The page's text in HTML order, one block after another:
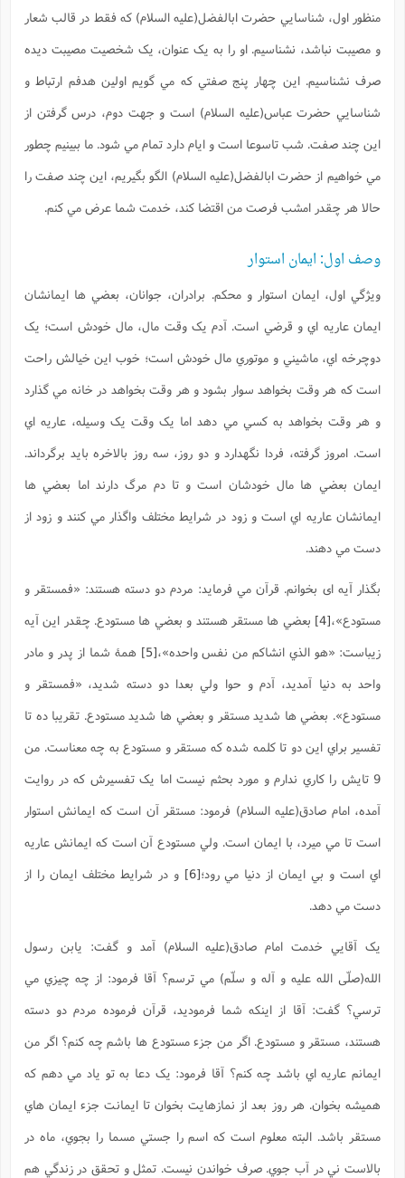
منظور اول، شناسايي حضرت ابالفضل(علیه السلام) که فقط در قالب شعار
و مصيبت نباشد، نشناسيم. او را به يک عنوان، يک شخصيت مصيبت ديده
صرف نشناسیم. اين چهار پنج صفتي که مي گويم اولين هدفم ارتباط و
شناسايي حضرت عباس(علیه السلام) است و جهت دوم، درس گرفتن از
اين چند صفت. شب تاسوعا است و ايام دارد تمام مي شود. ما ببينيم چطور
مي خواهيم از حضرت ابالفضل(علیه السلام) الگو بگيريم، اين چند صفت را
حالا هر چقدر امشب فرصت من اقتضا کند، خدمت شما عرض مي کنم.
وصف اول: ایمان استوار
ويژگي اول، ايمان استوار و محکم. برادران، جوانان، بعضي ها ايمانشان
ايمان عاريه اي و قرضي است. آدم يک وقت مال، مال خودش است؛ يک
دوچرخه اي، ماشيني و موتوري مال خودش است؛ خوب اين خيالش راحت
است که هر وقت بخواهد سوار بشود و هر وقت بخواهد در خانه مي گذارد
و هر وقت بخواهد به کسي مي دهد اما يک وقت يک وسيله، عاريه اي
است. امروز گرفته، فردا نگهدارد و دو روز، سه روز بالاخره بايد برگرداند.
ايمان بعضي ها مال خودشان است و تا دم مرگ دارند اما بعضي ها
ايمانشان عاريه اي است و زود در شرايط مختلف واگذار مي کنند و زود از
دست مي دهند.
بگذار آيه ای بخوانم. قرآن مي فرمايد: مردم دو دسته هستند: «فمستقر و
مستودع»،[4]
بعضي ها مستقر هستند و بعضي ها مستودع. چقدر اين آيه
زيباست: «هو الذي انشاکم من نفس واحده»،[5]
همۀ شما از پدر و مادر
واحد به دنيا آمديد، آدم و حوا ولي بعدا دو دسته شديد، «فمستقر و
مستودع». بعضي ها شديد مستقر و بعضي ها شديد مستودع. تقريبا ده تا
تفسير براي اين دو تا کلمه شده که مستقر و مستودع به چه معناست. من
9 تايش را کاري ندارم و مورد بحثم نيست اما يک تفسيرش که در روايت
آمده، امام صادق(علیه السلام) فرمود: مستقر آن است که ايمانش استوار
است تا مي ميرد، با ايمان است. ولي مستودع آن است که ايمانش عاريه
اي است و بي ايمان از دنيا مي رود؛[6]
و در شرايط مختلف ايمان را از
دست مي دهد.
يک آقايي خدمت امام صادق(علیه السلام) آمد و گفت: يابن رسول
الله(صلّی الله علیه و آله و سلّم) مي ترسم؟ آقا فرمود: از چه چيزي مي
ترسي؟ گفت: آقا از اينکه شما فرموديد، قرآن فرموده مردم دو دسته
هستند، مستقر و مستودع. اگر من جزء مستودع ها باشم چه کنم؟ اگر من
ايمانم عاريه اي باشد چه کنم؟ آقا فرمود: يک دعا به تو ياد مي دهم که
هميشه بخوان. هر روز بعد از نمازهايت بخوان تا ايمانت جزء ايمان هاي
مستقر باشد. البته معلوم است که اسم را جستي مسما را بجوي، ماه در
بالاست ني در آب جوي. صرف خواندن نيست. تمثل و تحقق در زندگي هم